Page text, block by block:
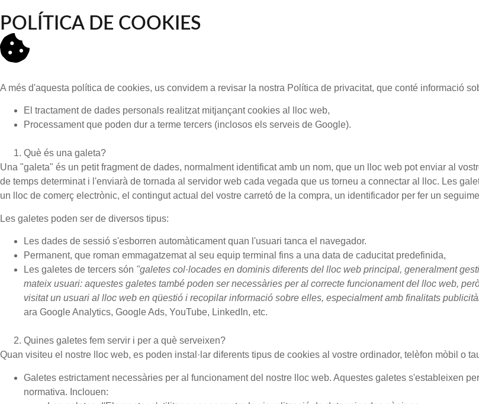
POLÍTICA DE COOKIES
A més d'aquesta política de cookies, us convidem a revisar la nostra Política de privacitat, que conté informació
El tractament de dades personals realitzat mitjançant cookies al lloc web,
Processament que poden dur a terme tercers (inclosos els serveis de Google).
Què és una galeta?
Una "galeta" és un petit fragment de dades, normalment identificat amb un nom, que un lloc web pot enviar al
de temps determinat i l'enviarà de tornada al servidor web cada vegada que us torneu a connectar al lloc. Les
un lloc de comerç electrònic, el contingut actual del vostre carretó de la compra, un identificador per fer un
Les galetes poden ser de diversos tipus:
Les dades de sessió s'esborren automàticament quan l'usuari tanca el navegador.
Permanent, que roman emmagatzemat al seu equip terminal fins a una data de caducitat predefinida,
Les galetes de tercers són "galetes col·locades en dominis diferents del lloc web principal, generalment
mateix usuari: aquestes galetes també poden ser necessàries per al correcte funcionament del lloc web,
visitat un usuari al lloc web en qüestió i recopilar informació sobre elles, especialment amb finalitats
ara Google Analytics, Google Ads, YouTube, LinkedIn, etc.
Quines galetes fem servir i per a què serveixen?
Quan visiteu el nostre lloc web, es poden instal·lar diferents tipus de cookies al vostre ordinador, telèfon mòbil o
Galetes estrictament necessàries per al funcionament del nostre lloc web. Aquestes galetes s'estableixen
normativa. Inclouen: